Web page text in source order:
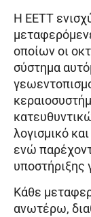
Η ΕΕΤΤ
οποίων οι
σύστημα
λογισμικό
ενώ
υποστήριξης
Κάθε
ανωτέρω,